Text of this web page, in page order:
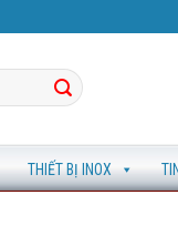
THIẾT BỊ INOX